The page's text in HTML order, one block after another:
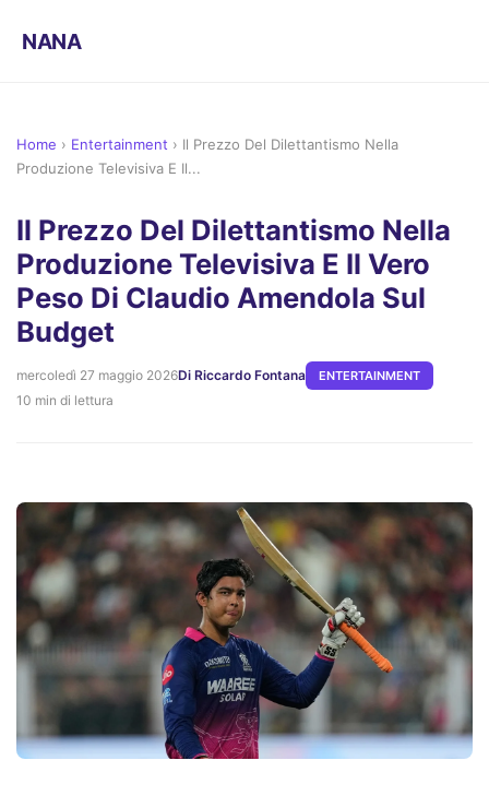
NANA
Home › Entertainment › Il Prezzo Del Dilettantismo Nella
Produzione Televisiva E Il...
Il Prezzo Del Dilettantismo Nella
Produzione Televisiva E Il Vero
Peso Di Claudio Amendola Sul
Budget
mercoledì 27 maggio 2026Di Riccardo Fontana ENTERTAINMENT
10 min di lettura